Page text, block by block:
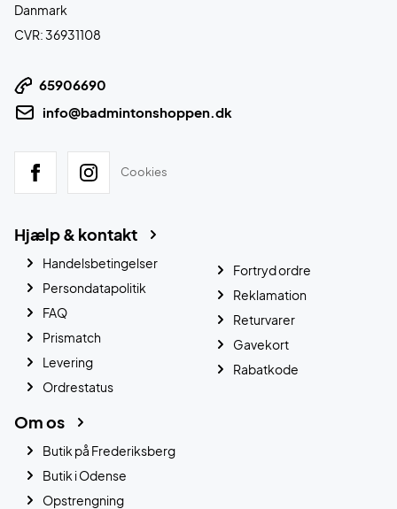
Danmark
CVR: 36931108
65906690
info@badmintonshoppen.dk
Cookies
Hjælp & kontakt
Handelsbetingelser
Persondatapolitik
FAQ
Prismatch
Levering
Ordrestatus
Fortryd ordre
Reklamation
Returvarer
Gavekort
Rabatkode
Om os
Butik på Frederiksberg
Butik i Odense
Opstrengning